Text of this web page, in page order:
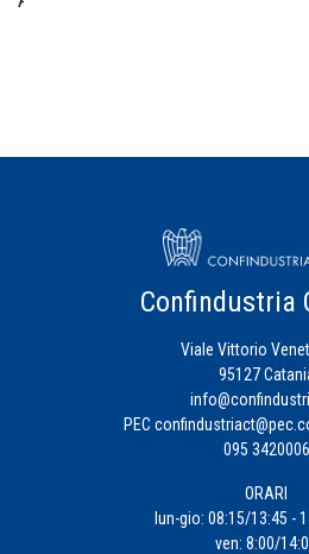
Credito
Confindustria
Viale Vittorio
95127
PEC
095 3420006
ORARI
lun-gio: 08:15/13:45 -
ven: 8:00/